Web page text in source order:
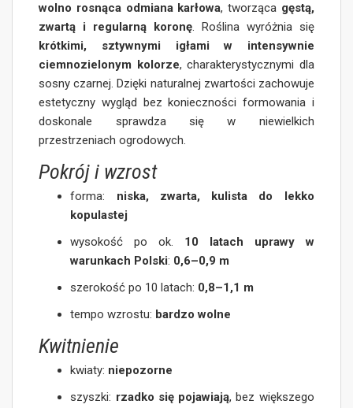
wolno rosnąca odmiana karłowa, tworząca gęstą,
zwartą i regularną koronę. Roślina wyróżnia się
krótkimi, sztywnymi igłami w intensywnie
ciemnozielonym kolorze, charakterystycznymi dla
sosny czarnej. Dzięki naturalnej zwartości zachowuje
estetyczny wygląd bez konieczności formowania i
doskonale sprawdza się w niewielkich
przestrzeniach ogrodowych.
Pokrój i wzrost
forma: niska, zwarta, kulista do lekko
kopulastej
wysokość po ok. 10 latach uprawy w
warunkach Polski: 0,6–0,9 m
szerokość po 10 latach: 0,8–1,1 m
tempo wzrostu: bardzo wolne
Kwitnienie
kwiaty: niepozorne
szyszki: rzadko się pojawiają, bez większego